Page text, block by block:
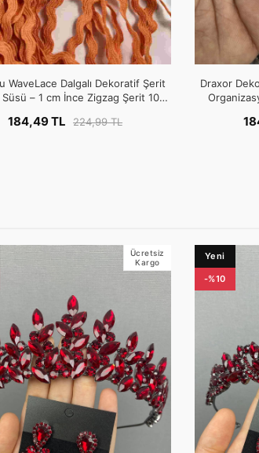
WaveLace Dalgalı Dekoratif Şerit
Süsü – 1 cm İnce Zigzag Şerit 10
184,49 TL 224,99 TL
Draxor
Ücretsiz
Kargo
Yeni
-%10